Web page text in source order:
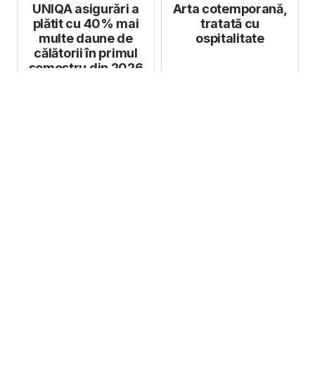
UNIQA asigurări a
plătit cu 40% mai
multe daune de
călătorii în primul
semestru din 2026
Arta cotemporană,
tratată cu
ospitalitate